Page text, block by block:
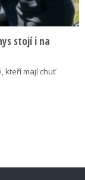
stojí i na
kteří mají chuť